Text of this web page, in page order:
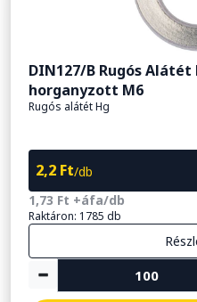
DIN127/B Rugós Alátét
horganyzott M6
Rugós alátét Hg
2,2 Ft/db
1,73 Ft +áfa/db
Raktáron: 1785 db